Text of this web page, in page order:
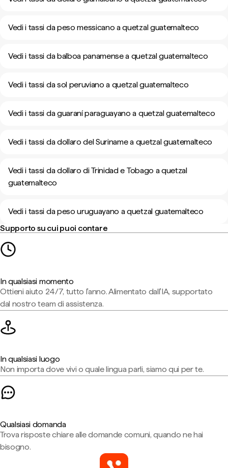
Vedi i tassi da peso messicano a quetzal guatemalteco
Vedi i tassi da balboa panamense a quetzal guatemalteco
Vedi i tassi da sol peruviano a quetzal guatemalteco
Vedi i tassi da guaraní paraguayano a quetzal guatemalteco
Vedi i tassi da dollaro del Suriname a quetzal guatemalteco
Vedi i tassi da dollaro di Trinidad e Tobago a quetzal
guatemalteco
Vedi i tassi da peso uruguayano a quetzal guatemalteco
Supporto su cui puoi contare
In qualsiasi momento
Ottieni aiuto 24/7, tutto l'anno. Alimentato dall'IA, supportato
dal nostro team di assistenza.
In qualsiasi luogo
Non importa dove vivi o quale lingua parli, siamo qui per te.
Qualsiasi domanda
Trova risposte chiare alle domande comuni, quando ne hai
bisogno.